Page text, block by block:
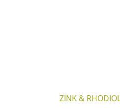
ZINK &